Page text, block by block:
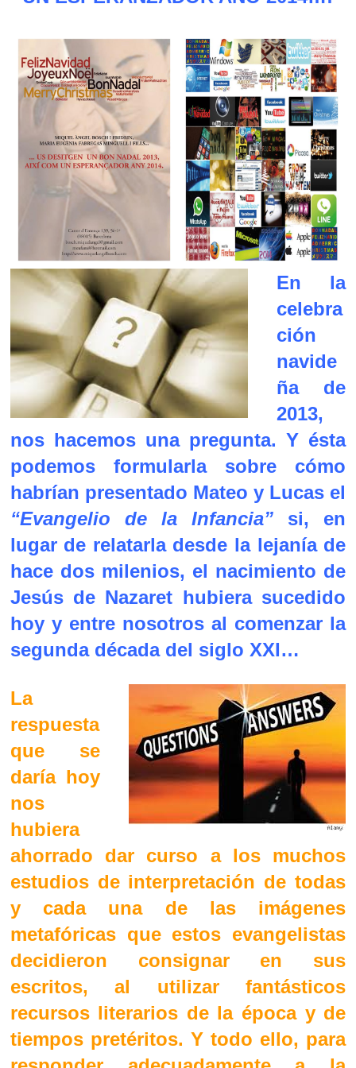
En la
celebra
ción
navide
ña de
2013,
nos hacemos una pregunta. Y ésta
podemos formularla sobre cómo
habrían presentado Mateo y Lucas el
“Evangelio de la Infancia” si, en
lugar de relatarla desde la lejanía de
hace dos milenios, el nacimiento de
Jesús de Nazaret hubiera sucedido
hoy y entre nosotros al comenzar la
segunda década del siglo XXI…
La
respuesta
que se
daría hoy
nos
hubiera
ahorrado dar curso a los muchos
estudios de interpretación de todas
y cada una de las imágenes
metafóricas que estos evangelistas
decidieron consignar en sus
escritos, al utilizar fantásticos
recursos literarios de la época y de
tiempos pretéritos. Y todo ello, para